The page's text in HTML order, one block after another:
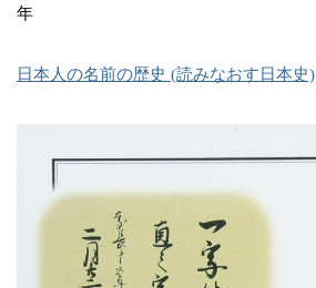
年
日本人の名前の歴史 (読みなおす日本史)